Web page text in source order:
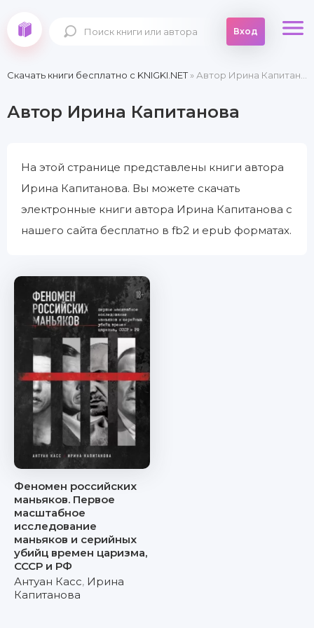
Вход
Скачать книги бесплатно c KNIGKI.NET» Автор Ирина Капитанова
Автор Ирина Капитанова
На этой странице представлены книги автора
Ирина Капитанова. Вы можете скачать
электронные книги автора Ирина Капитанова с
нашего сайта бесплатно в fb2 и epub форматах.
Феномен российских
маньяков. Первое
масштабное
исследование
маньяков и серийных
убийц времен царизма,
СССР и РФ
Антуан Касс, Ирина
Капитанова